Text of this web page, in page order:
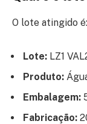
O lote atingido é:
Lote: LZ1
Produto:
Embalagem:
Fabricação: